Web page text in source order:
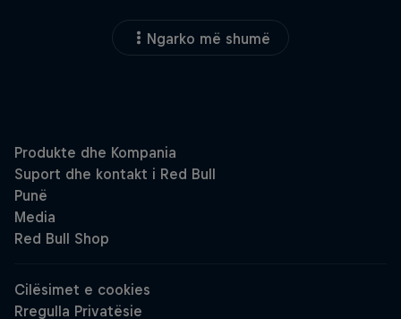
Ngarko më shumë